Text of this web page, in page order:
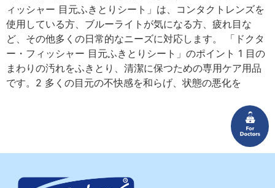
ィッシャー 目元ふきとりシート」は、コンタクトレンズを
使用している方、ブルーライトが気になる方、疲れ目な
ど、その他多くの日常的なニーズに対応します。 「ドクタ
ー・フィッシャー 目元ふきとりシート」のポイント 1 目の
まわりの汚れをふきとり、清潔に保つための専用ケア用品
です。2 多くの目元の不快感を和らげ、状態の悪化を